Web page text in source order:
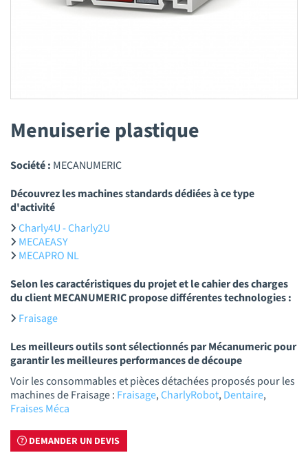
Menuiserie plastique
Société : MECANUMERIC
Découvrez les machines standards dédiées à ce type
d'activité
Charly4U - Charly2U
MECAEASY
MECAPRO NL
Selon les caractéristiques du projet et le cahier des charges
du client MECANUMERIC propose différentes technologies :
Fraisage
Les meilleurs outils sont sélectionnés par Mécanumeric pour
garantir les meilleures performances de découpe
Voir les consommables et pièces détachées proposés pour les
machines de Fraisage : Fraisage,CharlyRobot,Dentaire,
Fraises Méca
DEMANDER UN DEVIS